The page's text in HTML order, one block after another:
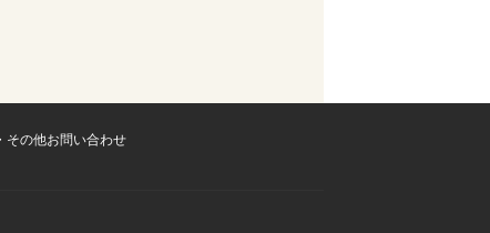
その他お問い合わせ